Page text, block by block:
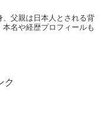
父親は日本人とされる背
名や経歴プロフィールも
ク